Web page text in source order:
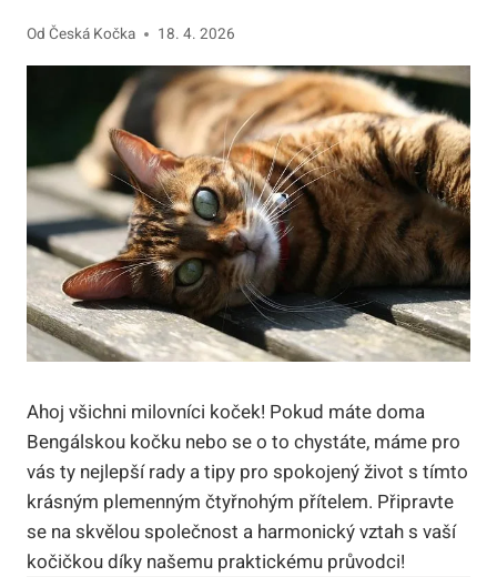
Od Česká Kočka 18. 4. 2026
Ahoj všichni milovníci koček! Pokud máte doma
Bengálskou kočku nebo se o to chystáte, máme pro
vás ty nejlepší rady a tipy pro spokojený život s tímto
krásným plemenným čtyřnohým přítelem. Připravte
se na skvělou společnost a harmonický vztah s vaší
kočičkou díky našemu praktickému průvodci!